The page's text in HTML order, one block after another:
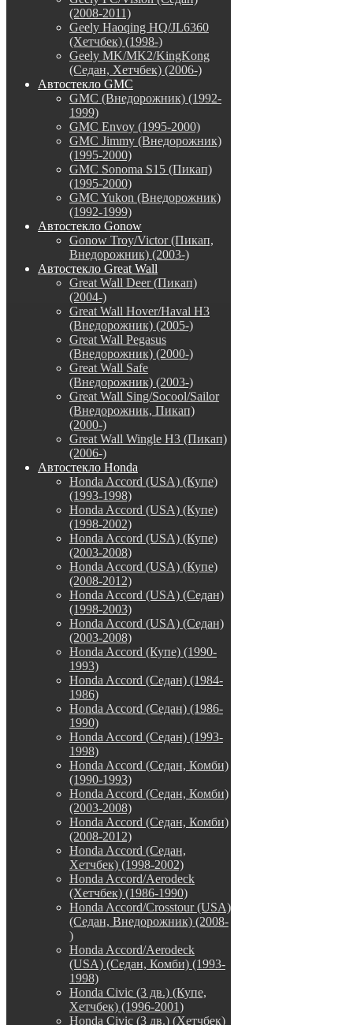
(2008-2011)
Geely Haoqing HQ/JL6360
(Хетчбек) (1998-)
Geely MK/MK2/KingKong
(Седан, Хетчбек) (2006-)
Автостекло GMC
GMC (Внедорожник) (1992-
1999)
GMC Envoy (1995-2000)
GMC Jimmy (Внедорожник)
(1995-2000)
GMC Sonoma S15 (Пикап)
(1995-2000)
GMC Yukon (Внедорожник)
(1992-1999)
Автостекло Gonow
Gonow Troy/Victor (Пикап,
Внедорожник) (2003-)
Автостекло Great Wall
Great Wall Deer (Пикап)
(2004-)
Great Wall Hover/Haval H3
(Внедорожник) (2005-)
Great Wall Pegasus
(Внедорожник) (2000-)
Great Wall Safe
(Внедорожник) (2003-)
Great Wall Sing/Socool/Sailor
(Внедорожник, Пикап)
(2000-)
Great Wall Wingle H3 (Пикап)
(2006-)
Автостекло Honda
Honda Accord (USA) (Купе)
(1993-1998)
Honda Accord (USA) (Купе)
(1998-2002)
Honda Accord (USA) (Купе)
(2003-2008)
Honda Accord (USA) (Купе)
(2008-2012)
Honda Accord (USA) (Седан)
(1998-2003)
Honda Accord (USA) (Седан)
(2003-2008)
Honda Accord (Купе) (1990-
1993)
Honda Accord (Седан) (1984-
1986)
Honda Accord (Седан) (1986-
1990)
Honda Accord (Седан) (1993-
1998)
Honda Accord (Седан, Комби)
(1990-1993)
Honda Accord (Седан, Комби)
(2003-2008)
Honda Accord (Седан, Комби)
(2008-2012)
Honda Accord (Седан,
Хетчбек) (1998-2002)
Honda Accord/Aerodeck
(Хетчбек) (1986-1990)
Honda Accord/Crosstour (USA)
(Седан, Внедорожник) (2008-
)
Honda Accord/Аerodeck
(USA) (Седан, Комби) (1993-
1998)
Honda Civic (3 дв.) (Купе,
Хетчбек) (1996-2001)
Honda Civic (3 дв.) (Хетчбек)